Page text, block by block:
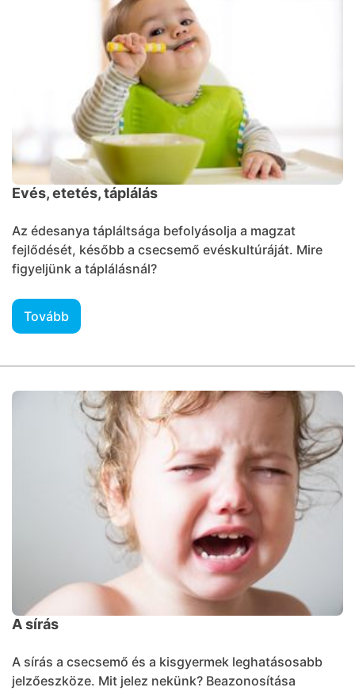
Evés, etetés, táplálás
Az édesanya tápláltsága befolyásolja a magzat
fejlődését, később a csecsemő evéskultúráját. Mire
figyeljünk a táplálásnál?
Tovább
A sírás
A sírás a csecsemő és a kisgyermek leghatásosabb
jelzőeszköze. Mit jelez nekünk? Beazonosítása